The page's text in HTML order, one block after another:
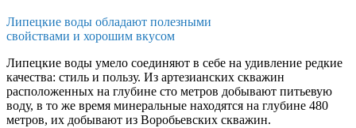
Липецкие воды обладают полезными
свойствами и хорошим вкусом
Липецкие воды умело соединяют в себе на удивление редкие
качества: стиль и пользу. Из артезианских скважин
расположенных на глубине сто метров добывают питьевую
воду, в то же время минеральные находятся на глубине 480
метров, их добывают из Воробьевских скважин.